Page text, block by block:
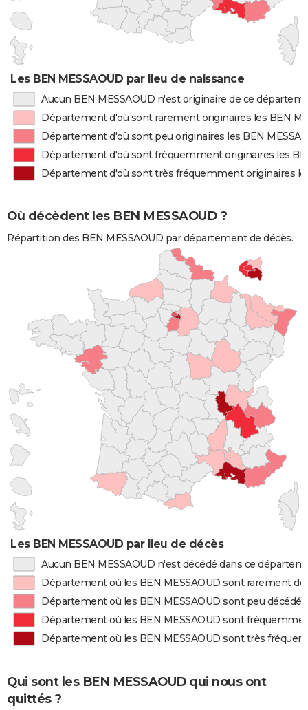
Les BEN MESSAOUD par lieu de naissance
Aucun BEN MESSAOUD n'est originaire de ce
Département d'où sont rarement originaires les BEN
Département d'où sont peu originaires les BEN
Département d'où sont fréquemment originaires les
Département d'où sont très fréquemment originaires
Où décèdent les BEN MESSAOUD ?
Répartition des BEN MESSAOUD par département de décès.
Les BEN MESSAOUD par lieu de décès
Aucun BEN MESSAOUD n'est décédé dans ce
Département où les BEN MESSAOUD sont rarement
Département où les BEN MESSAOUD sont peu décédés
Département où les BEN MESSAOUD sont
Département où les BEN MESSAOUD sont très
Qui sont les BEN MESSAOUD qui nous ont
quittés ?